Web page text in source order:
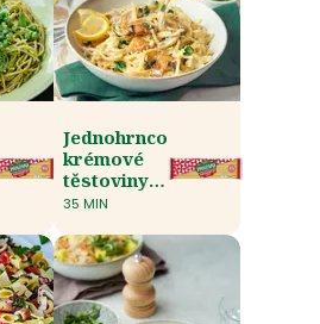
Jednohrncové
krémové
těstoviny
se
houbami
35 MIN